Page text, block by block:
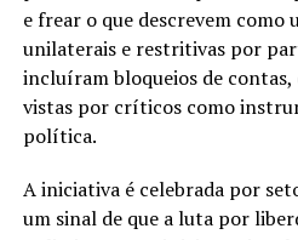
e frear o que descrevem como
unilaterais e restritivas por
incluíram bloqueios de contas,
vistas por críticos como
política.
A iniciativa é celebrada por
um sinal de que a luta por